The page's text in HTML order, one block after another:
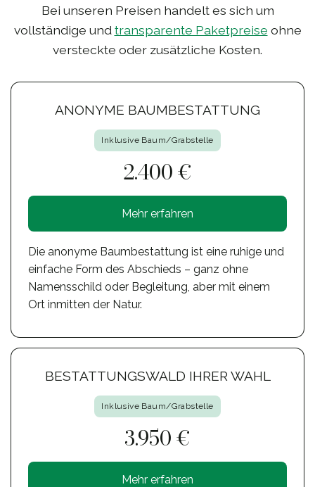
Bei unseren Preisen handelt es sich um
vollständige und transparente Paketpreise ohne
versteckte oder zusätzliche Kosten.
ANONYME BAUMBESTATTUNG
Inklusive Baum/Grabstelle
2.400 €
Mehr erfahren
Die anonyme Baumbestattung ist eine ruhige und
einfache Form des Abschieds – ganz ohne
Namensschild oder Begleitung, aber mit einem
Ort inmitten der Natur.
BESTATTUNGSWALD IHRER WAHL
Inklusive Baum/Grabstelle
3.950 €
Mehr erfahren